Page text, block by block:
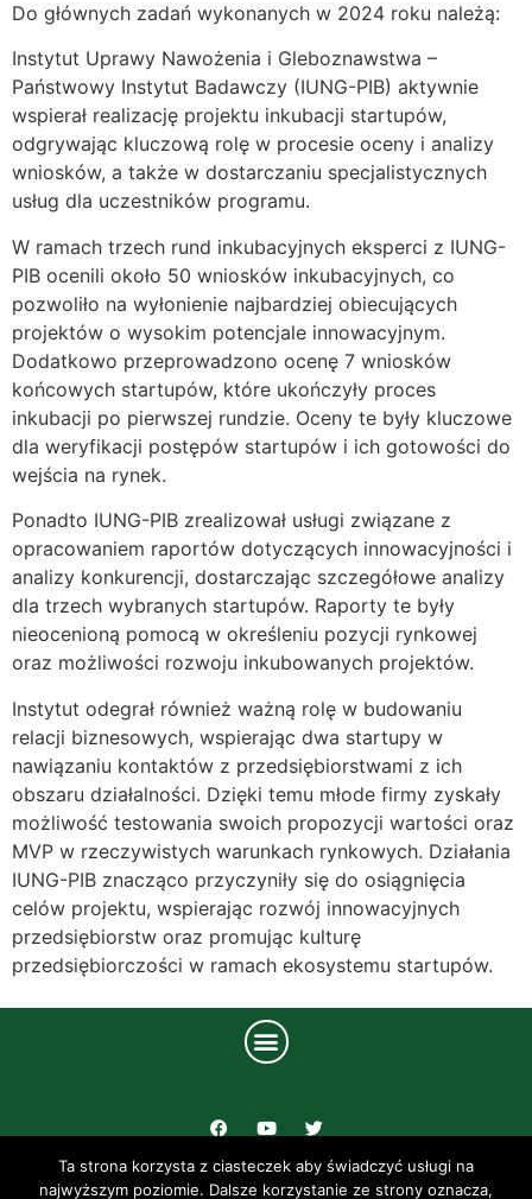
Do głównych zadań wykonanych w 2024 roku należą:
Instytut Uprawy Nawożenia i Gleboznawstwa –
Państwowy Instytut Badawczy (IUNG-PIB) aktywnie
wspierał realizację projektu inkubacji startupów,
odgrywając kluczową rolę w procesie oceny i analizy
wniosków, a także w dostarczaniu specjalistycznych
usług dla uczestników programu.
W ramach trzech rund inkubacyjnych eksperci z IUNG-
PIB ocenili około 50 wniosków inkubacyjnych, co
pozwoliło na wyłonienie najbardziej obiecujących
projektów o wysokim potencjale innowacyjnym.
Dodatkowo przeprowadzono ocenę 7 wniosków
końcowych startupów, które ukończyły proces
inkubacji po pierwszej rundzie. Oceny te były kluczowe
dla weryfikacji postępów startupów i ich gotowości do
wejścia na rynek.
Ponadto IUNG-PIB zrealizował usługi związane z
opracowaniem raportów dotyczących innowacyjności i
analizy konkurencji, dostarczając szczegółowe analizy
dla trzech wybranych startupów. Raporty te były
nieocenioną pomocą w określeniu pozycji rynkowej
oraz możliwości rozwoju inkubowanych projektów.
Instytut odegrał również ważną rolę w budowaniu
relacji biznesowych, wspierając dwa startupy w
nawiązaniu kontaktów z przedsiębiorstwami z ich
obszaru działalności. Dzięki temu młode firmy zyskały
możliwość testowania swoich propozycji wartości oraz
MVP w rzeczywistych warunkach rynkowych. Działania
IUNG-PIB znacząco przyczyniły się do osiągnięcia
celów projektu, wspierając rozwój innowacyjnych
przedsiębiorstw oraz promując kulturę
przedsiębiorczości w ramach ekosystemu startupów.
UL. CZARTORYSKICH 8 24-100 PUŁAWY
Ta strona korzysta z ciasteczek aby świadczyć usługi na
najwyższym poziomie. Dalsze korzystanie ze strony oznacza,